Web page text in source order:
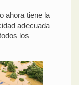
ahora tiene la
adecuada
los